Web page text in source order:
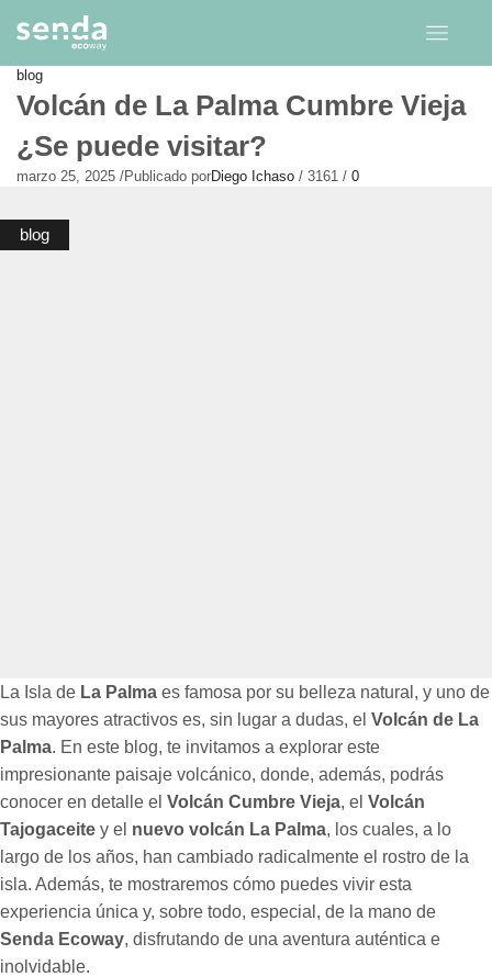
blog
Volcán de La Palma Cumbre Vieja
¿Se puede visitar?
marzo 25, 2025 /Publicado porDiego Ichaso / 3161 / 0
blog
La Isla de La Palma es famosa por su belleza natural, y uno de
sus mayores atractivos es, sin lugar a dudas, el Volcán de La
Palma. En este blog, te invitamos a explorar este
impresionante paisaje volcánico, donde, además, podrás
conocer en detalle el Volcán Cumbre Vieja, el Volcán
Tajogaceite y el nuevo volcán La Palma, los cuales, a lo
largo de los años, han cambiado radicalmente el rostro de la
isla. Además, te mostraremos cómo puedes vivir esta
experiencia única y, sobre todo, especial, de la mano de
Senda Ecoway, disfrutando de una aventura auténtica e
inolvidable.